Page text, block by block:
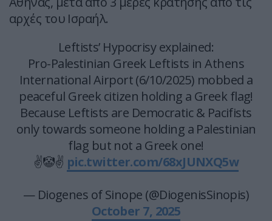
αρχές του Ισραήλ.
Leftists’ Hypocrisy explained:
Pro-Palestinian Greek Leftists in Athens
International Airport (6/10/2025) mobbed a
peaceful Greek citizen holding a Greek flag!
Because Leftists are Democratic & Pacifists
only towards someone holding a Palestinian
flag but not a Greek one!
✌️🤡✌️ pic.twitter.com/68xJUNXQ5w
— Diogenes of Sinope (@DiogenisSinopis)
October 7, 2025